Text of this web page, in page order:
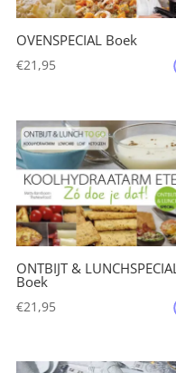
OVENSPECIAL Boek
€21,95
ONTBIJT & LUNCHSPECIAL
Boek
€21,95